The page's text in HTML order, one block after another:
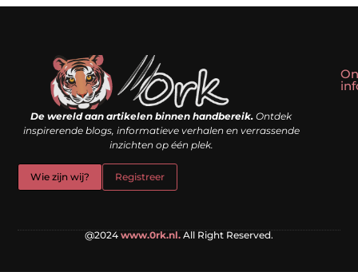
De wereld aan artikelen binnen handbereik. Ontdek
inspirerende blogs, informatieve verhalen en verrassende
inzichten op één plek.
Wie zijn wij? Registreer
@2024 www.0rk.nl. All Right Reserved.